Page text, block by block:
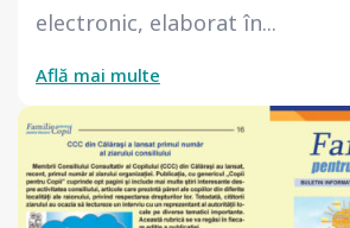
electronic, elaborat în...
Află mai multe